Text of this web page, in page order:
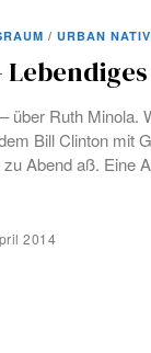
/ URBAN
über Ruth Minola.
Bill Clinton mit
Abend aß. Eine
2014